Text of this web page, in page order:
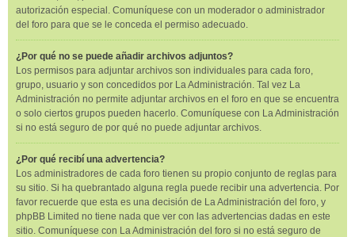
autorización especial. Comuníquese con un moderador o administrador
del foro para que se le conceda el permiso adecuado.
¿Por qué no se puede añadir archivos adjuntos?
Los permisos para adjuntar archivos son individuales para cada foro,
grupo, usuario y son concedidos por La Administración. Tal vez La
Administración no permite adjuntar archivos en el foro en que se encuentra
o solo ciertos grupos pueden hacerlo. Comuníquese con La Administración
si no está seguro de por qué no puede adjuntar archivos.
¿Por qué recibí una advertencia?
Los administradores de cada foro tienen su propio conjunto de reglas para
su sitio. Si ha quebrantado alguna regla puede recibir una advertencia. Por
favor recuerde que esta es una decisión de La Administración del foro, y
phpBB Limited no tiene nada que ver con las advertencias dadas en este
sitio. Comuníquese con La Administración del foro si no está seguro de